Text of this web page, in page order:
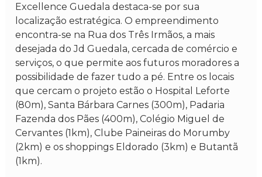
Excellence Guedala destaca-se por sua
localização estratégica. O empreendimento
encontra-se na Rua dos Três Irmãos, a mais
desejada do Jd Guedala, cercada de comércio e
serviços, o que permite aos futuros moradores a
possibilidade de fazer tudo a pé. Entre os locais
que cercam o projeto estão o Hospital Leforte
(80m), Santa Bárbara Carnes (300m), Padaria
Fazenda dos Pães (400m), Colégio Miguel de
Cervantes (1km), Clube Paineiras do Morumby
(2km) e os shoppings Eldorado (3km) e Butantã
(1km).